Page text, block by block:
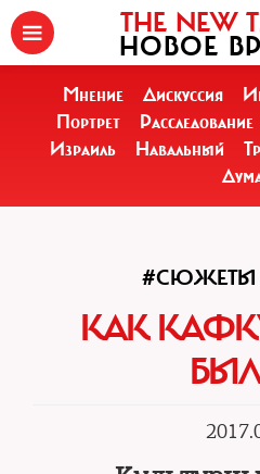
THE NEW
НОВОЕ
Мнение Дискуссия
Портрет
Расследование
Израиль
Навальный
#СЮЖЕТЫ
КАК